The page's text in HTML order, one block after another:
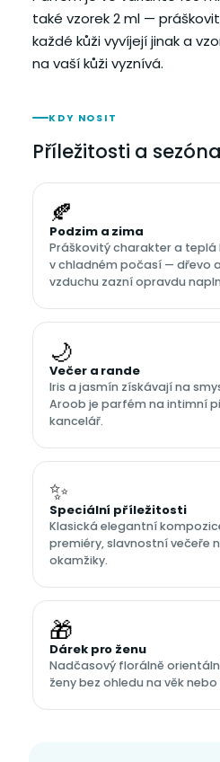
také vzorek 2 ml —
každé kůži vyvíjejí jinak a
na vaší kůži vyznívá.
KDY NOSIT
Příležitosti a sezóna
🍂
Podzim a zima
Práškovitý charakter a teplá
v chladném počasí — dřevo
vzduchu zazní opravdu
🌙
Večer a rande
Iris a jasmín získávají na
Aroob je parfém na intimní
kancelář.
✨
Speciální příležitosti
Klasická elegantní
premiéry, slavnostní večeře
okamžiky.
🎁
Dárek pro ženu
Nadčasový florálně
ženy bez ohledu na věk nebo